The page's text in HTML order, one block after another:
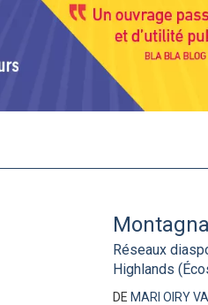
Réseaux
Highlands
DE MARI OIRY